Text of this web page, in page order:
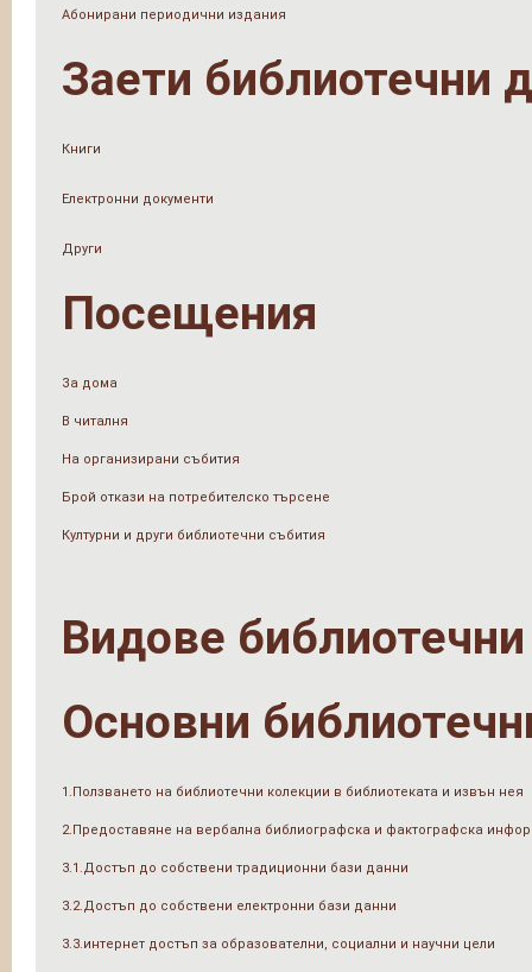
Абонирани периодични издания
Заети библиотечни
Книги
Електронни документи
Други
Посещения
За дома
В читалня
На организирани събития
Брой откази на потребителско търсене
Културни и други библиотечни събития
Видове библиотечни
Основни
1.Ползването на библиотечни колекции в библиотеката и извън нея
2.Предоставяне на вербална библиографска и фактографска
3.1.Достъп до собствени традиционни бази данни
3.2.Достъп до собствени електронни бази данни
3.3.интернет достъп за образователни, социални и научни цели